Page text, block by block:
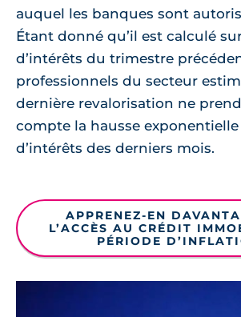
auquel les banques sont
Étant donné qu’il est calculé
d’intérêts du trimestre
professionnels du secteur
dernière revalorisation ne
compte la hausse
d’intérêts des derniers mois.
APPRENEZ-EN
L’ACCÈS AU CRÉDIT
PÉRIODE